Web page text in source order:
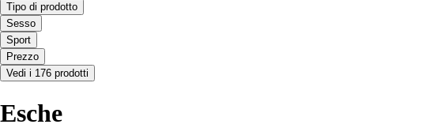
Tipo di prodotto
Sesso
Sport
Prezzo
Vedi i 176 prodotti
Esche